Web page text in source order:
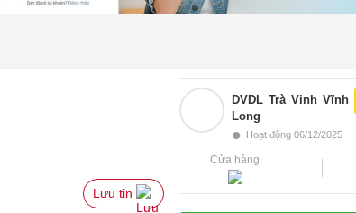
DVDL Trà Vinh Vĩnh
Long
• Hoạt động 06/12/2025
Cửa hàng